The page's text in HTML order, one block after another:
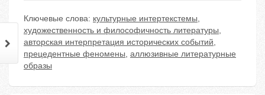
Ключевые слова: культурные интертекстемы,
художественность и философичность литературы,
авторская интерпретация исторических событий,
прецедентные феномены, аллюзивные литературные
образы